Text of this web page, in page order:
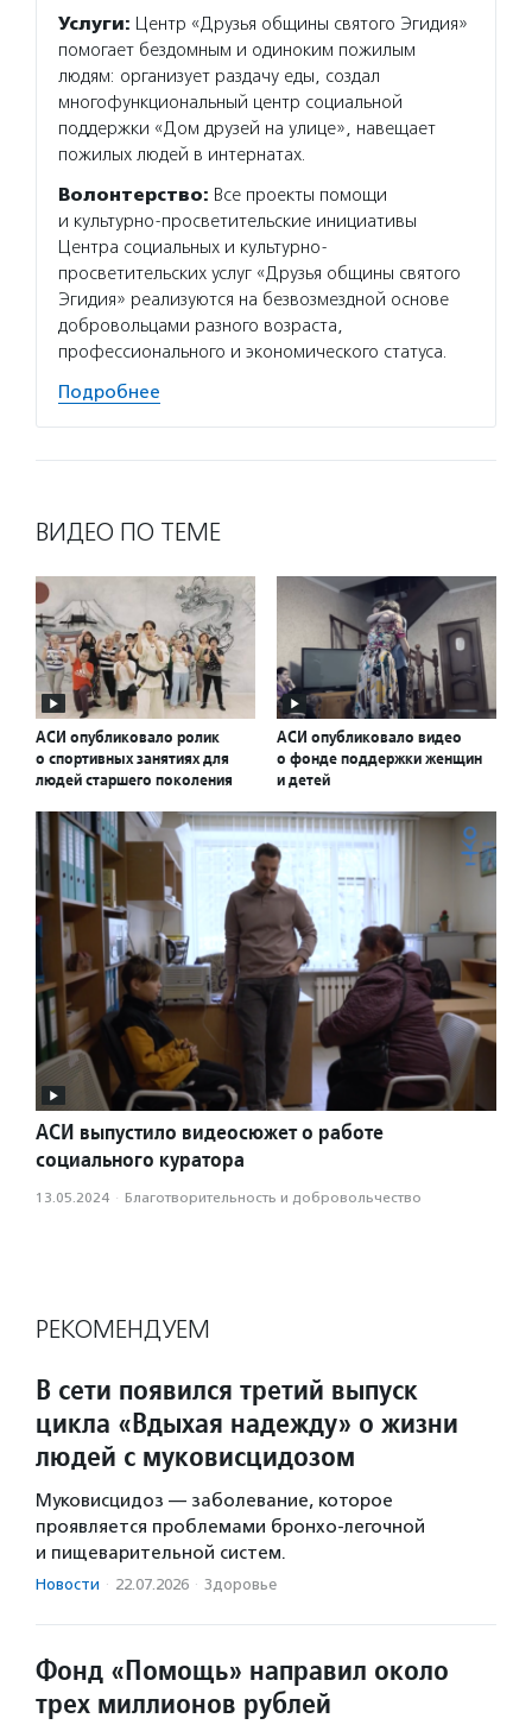
Услуги: Центр «Друзья общины святого Эгидия»
помогает бездомным и одиноким пожилым
людям: организует раздачу еды, создал
многофункциональный центр социальной
поддержки «Дом друзей на улице», навещает
пожилых людей в интернатах.
Волонтерство: Все проекты помощи
и культурно-просветительские инициативы
Центра социальных и культурно-
просветительских услуг «Друзья общины святого
Эгидия» реализуются на безвозмездной основе
добровольцами разного возраста,
профессионального и экономического статуса.
Подробнее
ВИДЕО ПО ТЕМЕ
АСИ опубликовало ролик
о спортивных занятиях для
людей старшего поколения
АСИ опубликовало видео
о фонде поддержки женщин
и детей
АСИ выпустило видеосюжет о работе
социального куратора
13.05.2024 · Благотвори­тель­ность и доброволь­чест­во
РЕКОМЕНДУЕМ
В сети появился третий выпуск
цикла «Вдыхая надежду» о жизни
людей с муковисцидозом
Муковисцидоз — заболевание, которое
проявляется проблемами бронхо-легочной
и пищеварительной систем.
Новости · 22.07.2026 · Здоровье
Фонд «Помощь» направил около
трех миллионов рублей